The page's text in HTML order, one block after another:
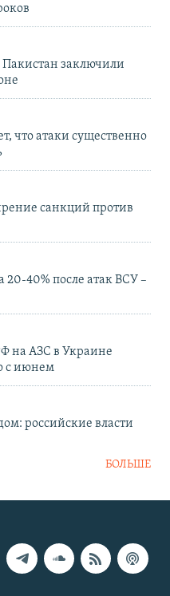
Пакистан заключили
что атаки существенно
санкций против
40% после атак ВСУ –
на АЗС в Украине
с июнем
российские власти
БОЛЬШЕ